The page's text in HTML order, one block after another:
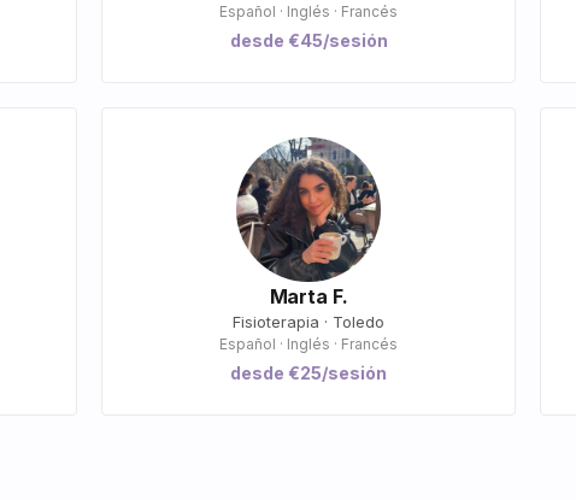
Español · Inglés · Francés
desde €45/sesión
Marta F.
Fisioterapia · Toledo
Español · Inglés · Francés
desde €25/sesión